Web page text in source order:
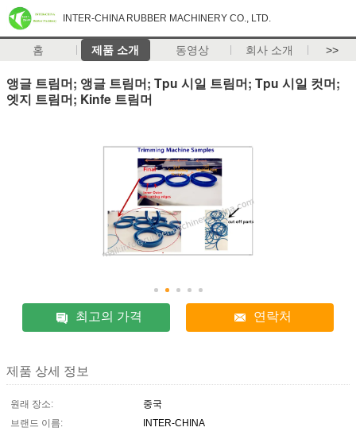
INTER-CHINA RUBBER MACHINERY CO., LTD.
홈 제품 소개 동영상 회사 소개 >>
앵글 트림머; 앵글 트림머; Tpu 시일 트림머; Tpu 시일 컷머;
엣지 트림머; Kinfe 트림머
최고의 가격 연락처
제품 상세 정보
원래 장소:
중국
브랜드 이름:
INTER-CHINA